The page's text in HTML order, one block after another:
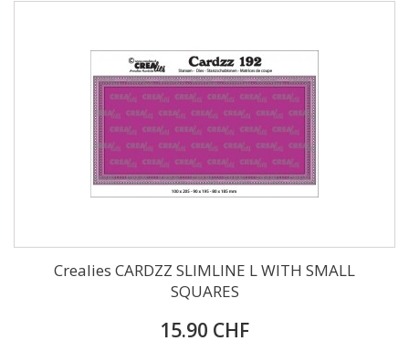
Crealies CARDZZ SLIMLINE L WITH SMALL
SQUARES
15.90 CHF